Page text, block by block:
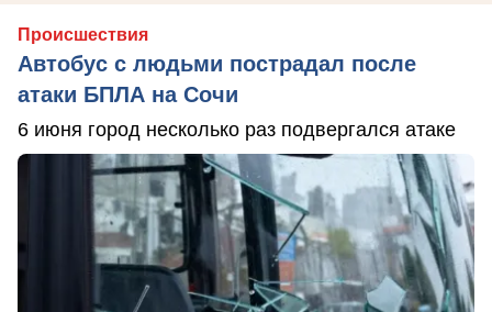
Происшествия
Автобус с людьми пострадал после
атаки БПЛА на Сочи
6 июня город несколько раз подвергался атаке